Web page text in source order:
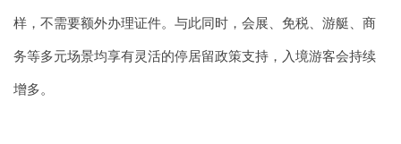
样，不需要额外办理证件。与此同时，会展、免税、游艇、商
务等多元场景均享有灵活的停居留政策支持，入境游客会持续
增多。